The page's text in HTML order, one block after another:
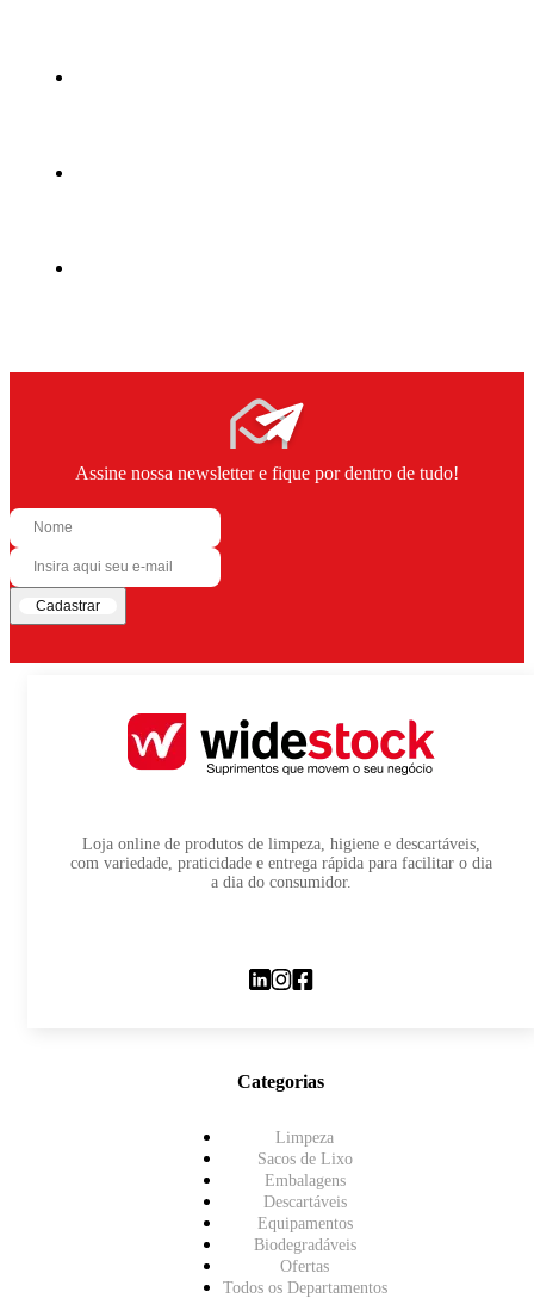
Assine nossa newsletter e fique por dentro de tudo!
Cadastrar
Loja online de produtos de limpeza, higiene e descartáveis,
com variedade, praticidade e entrega rápida para facilitar o dia
a dia do consumidor.
Categorias
Limpeza
Sacos de Lixo
Embalagens
Descartáveis
Equipamentos
Biodegradáveis
Ofertas
Todos os Departamentos